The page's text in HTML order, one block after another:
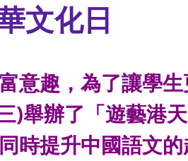
文化日
意趣，為了讓學
舉辦了「遊藝港
時提升中國語文